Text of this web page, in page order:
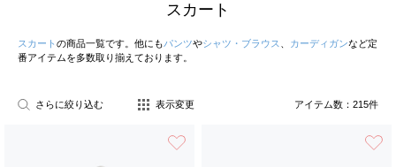
スカート
スカート の商品一覧です。他にもパンツやシャツ・ブラウス カーディガンなど定
番アイテムを多数取り揃えております。
さらに絞り込む 表示変更 アイテム数： 215件